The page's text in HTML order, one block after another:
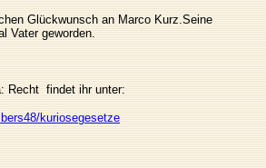
Glückwunsch an Marco Kurz.Seine
Vater geworden.
Recht findet ihr unter:
kuriosegesetze